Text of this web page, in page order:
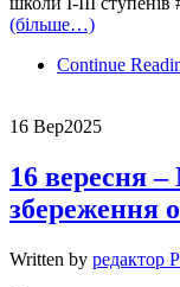
(більше…)
Continue
16 Вер2025
16 вересня
збереження
Written by редактор